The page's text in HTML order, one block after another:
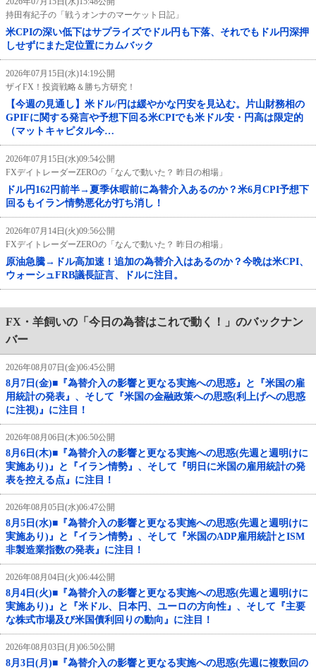
持田有紀子の「戦うオンナのマーケット日記」
米CPIの深い低下はサプライズでドル円も下落、それでもドル円深押
しせずにまた定位置にカムバック
2026年07月15日(水)14:19公開
ザイFX！投資戦略＆勝ち方研究！
【今週の見通し】米ドル/円は緩やかな円安を見込む。片山財務相の
GPIFに関する発言や予想下回る米CPIでも米ドル安・円高は限定的
（マットキャピタル今…
2026年07月15日(水)09:54公開
FXデイトレーダーZEROの「なんで動いた？ 昨日の相場」
ドル円162円前半→夏季休暇前に為替介入あるのか？米6月CPI予想下
回るもイラン情勢悪化が打ち消し！
2026年07月14日(火)09:56公開
FXデイトレーダーZEROの「なんで動いた？ 昨日の相場」
原油急騰→ドル高加速！追加の為替介入はあるのか？今晩は米CPI、
ウォーシュFRB議長証言、ドルに注目。
FX・羊飼いの「今日の為替はこれで動く！」のバックナン
バー
2026年08月07日(金)06:45公開
8月7日(金)■『為替介入の影響と更なる実施への思惑』と『米国の雇
用統計の発表』、そして『米国の金融政策への思惑(利上げへの思惑
に注視)』に注目！
2026年08月06日(木)06:50公開
8月6日(木)■『為替介入の影響と更なる実施への思惑(先週と週明けに
実施あり)』と『イラン情勢』、そして『明日に米国の雇用統計の発
表を控える点』に注目！
2026年08月05日(水)06:47公開
8月5日(水)■『為替介入の影響と更なる実施への思惑(先週と週明けに
実施あり)』と『イラン情勢』、そして『米国のADP雇用統計とISM
非製造業指数の発表』に注目！
2026年08月04日(火)06:44公開
8月4日(火)■『為替介入の影響と更なる実施への思惑(先週と週明けに
実施あり)』と『米ドル、日本円、ユーロの方向性』、そして『主要
な株式市場及び米国債利回りの動向』に注目！
2026年08月03日(月)06:50公開
8月3日(月)■『為替介入の影響と更なる実施への思惑(先週に複数回の